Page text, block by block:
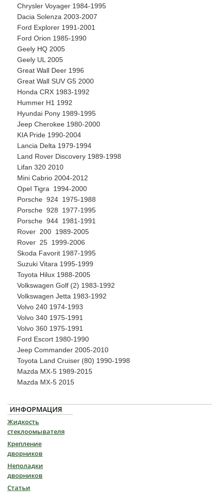
Chrysler Voyager 1984-1995
Dacia Solenza 2003-2007
Ford Explorer 1991-2001
Ford Orion 1985-1990
Geely HQ 2005
Geely UL 2005
Great Wall Deer 1996
Great Wall SUV G5 2000
Honda CRX 1983-1992
Hummer H1 1992
Hyundai Pony 1989-1995
Jeep Cherokee 1980-2000
KIA Pride 1990-2004
Lancia Delta 1979-1994
Land Rover Discovery 1989-1998
Lifan 320 2010
Mini Cabrio 2004-2012
Opel Tigra 1994-2000
Porsche 924 1975-1988
Porsche 928 1977-1995
Porsche 944 1981-1991
Rover 200 1989-2005
Rover 25 1999-2006
Skoda Favorit 1987-1995
Suzuki Vitara 1995-1999
Toyota Hilux 1988-2005
Volkswagen Golf (2) 1983-1992
Volkswagen Jetta 1983-1992
Volvo 240 1974-1993
Volvo 340 1975-1991
Volvo 360 1975-1991
Ford Escort 1980-1990
Jeep Commander 2005-2010
Toyota Land Cruiser (80) 1990-1998
Mazda MX-5 1989-2015
Mazda MX-5 2015
ИНФОРМАЦИЯ
Жидкость
стеклоомывателя
Крепление
дворников
Неполадки
дворников
Статьи